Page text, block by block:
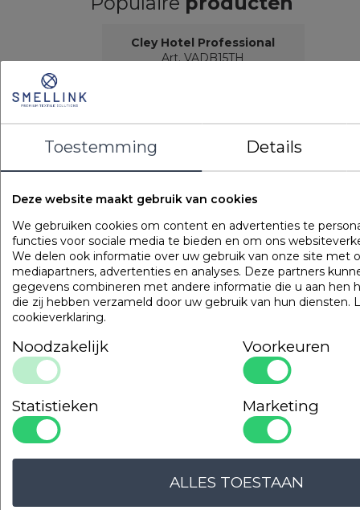
Cley Hotel Professional
Art. VADB15TH
LOGIN VOOR PRIJS
Toestemming Details
Deze website maakt gebruik van cookies
We gebruiken cookies om content en advertenties te
functies voor sociale media te bieden en om ons
We delen ook informatie over uw gebruik van onze site met
mediapartners, advertenties en analyses. Deze partners
gegevens combineren met andere informatie die u aan hen
die zij hebben verzameld door uw gebruik van hun diensten.
cookieverklaring.
Noodzakelijk Voorkeuren
Statistieken Marketing
ALLES TOESTAAN